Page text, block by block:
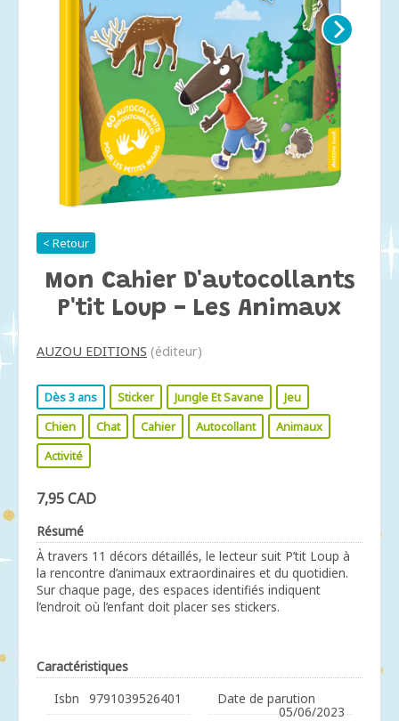
< Retour
Mon Cahier D'autocollants
P'tit Loup - Les Animaux
AUZOU EDITIONS (éditeur)
Dès 3 ans Sticker Jungle Et Savane
Jeu
Chien
Chat Cahier Autocollant
Animaux
Activité
7,95 CAD
Résumé
À travers 11 décors détaillés, le lecteur suit P’tit Loup à
la rencontre d’animaux extraordinaires et du quotidien.
Sur chaque page, des espaces identifiés indiquent
l’endroit où l’enfant doit placer ses stickers.
Caractéristiques
Isbn
9791039526401
Date de parution
05/06/2023